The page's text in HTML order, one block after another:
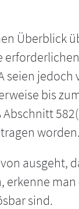
Überblick
seien
bis
worden.
ausgeht,
erkenne
sind.